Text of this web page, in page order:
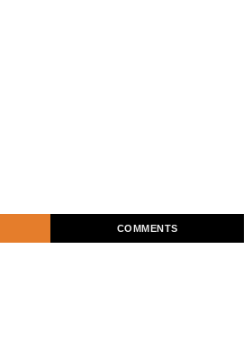
COMMENTS